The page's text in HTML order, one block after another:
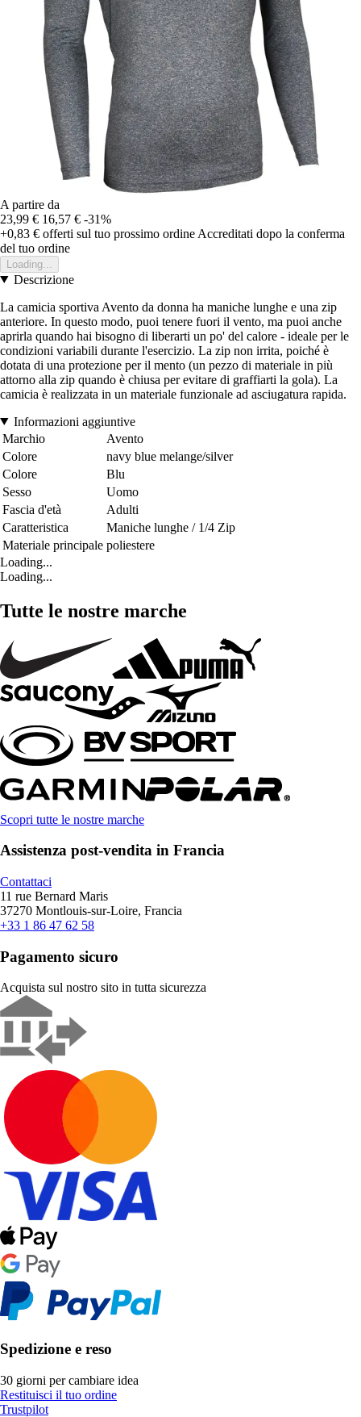
A partire da
23,99 € 16,57 € -31%
+0,83 € offerti sul tuo prossimo ordine Accreditati dopo la conferma
del tuo ordine
Loading...
Descrizione
La camicia sportiva Avento da donna ha maniche lunghe e una zip
anteriore. In questo modo, puoi tenere fuori il vento, ma puoi anche
aprirla quando hai bisogno di liberarti un po' del calore - ideale per le
condizioni variabili durante l'esercizio. La zip non irrita, poiché è
dotata di una protezione per il mento (un pezzo di materiale in più
attorno alla zip quando è chiusa per evitare di graffiarti la gola). La
camicia è realizzata in un materiale funzionale ad asciugatura rapida.
Informazioni aggiuntive
Marchio
Avento
Colore
navy blue melange/silver
Colore
Blu
Sesso
Uomo
Fascia d'età
Adulti
Caratteristica
Maniche lunghe / 1/4 Zip
Materiale principale poliestere
Loading...
Loading...
Tutte le nostre marche
Scopri tutte le nostre marche
Assistenza post-vendita in Francia
Contattaci
11 rue Bernard Maris
37270 Montlouis-sur-Loire, Francia
+33 1 86 47 62 58
Pagamento sicuro
Acquista sul nostro sito in tutta sicurezza
Spedizione e reso
30 giorni per cambiare idea
Restituisci il tuo ordine
Trustpilot